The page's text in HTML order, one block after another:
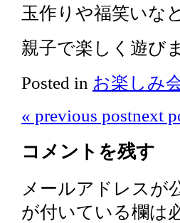
玉作りや福笑いな
親子で楽しく遊び
Posted in お楽しみ
« previous postnext
コメントを残す
メールアドレスが
が付いている欄は